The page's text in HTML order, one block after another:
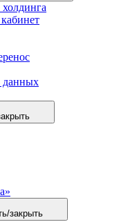
данных
закрыть